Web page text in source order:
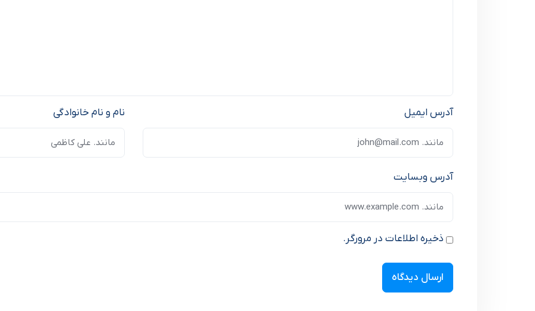
نام و نام خانوادگی آدرس ایمیل
آدرس وبسایت
ذخیره اطلاعات در مرورگر.